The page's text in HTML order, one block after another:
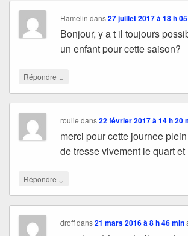
Hamelin dans27 juillet 2017 à 18 h
Bonjour, y a t il toujours
un enfant pour cette saison?
Répondre ↓
roulie dans22 février 2017 à 14 h 20
merci pour cette journee
de tresse vivement le quart
Répondre ↓
droffdans21 mars 2016 à 8 h 46 min